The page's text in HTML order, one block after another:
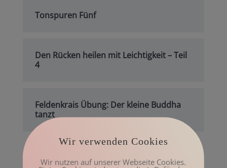
Tonspuren Fünf
Den Rücken heilen mit Leichtigkeit – Teil
4
Feldenkrais Übung: Der kleine Buddha
tanzt
Archiv
Wir verwenden Cookies
Wir nutzen auf unserer Webseite Cookies.